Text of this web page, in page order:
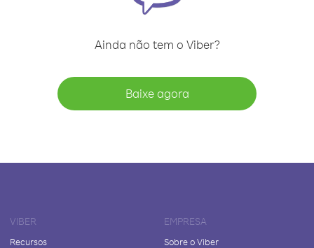
Ainda não tem o Viber?
Baixe agora
VIBER
Recursos
EMPRESA
Sobre o Viber